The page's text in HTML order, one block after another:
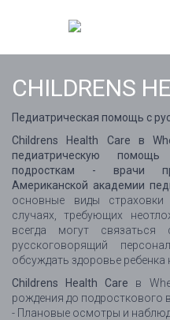
CHILDRENS
Педиатрическая помощь с
Childrens Health Care в
педиатрическую
подросткам - врачи
Американской академии
основные виды
случаях, требующих
всегда могут
русскоговорящий
обсуждать здоровье ребенка
Childrens Health Care в
рождения до подросткового
- Плановые осмотры и